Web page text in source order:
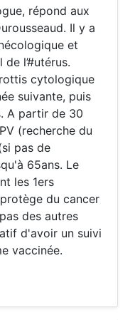
répond aux
Il y a
et
l’#utérus.
cytologique
suivante, puis
A partir de 30
(recherche du
pas de
65ans. Le
les 1ers
du cancer
des autres
d'avoir un suivi
vaccinée.